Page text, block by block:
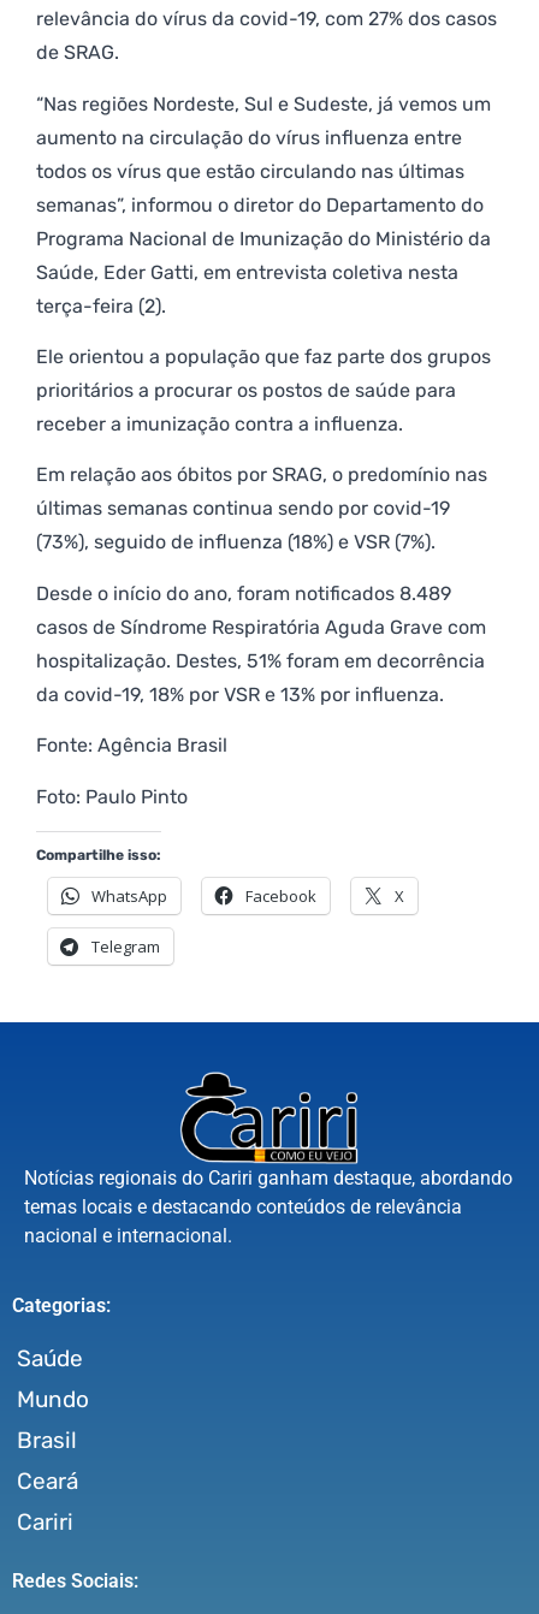
relevância do vírus da covid-19, com 27% dos casos
de SRAG.
“Nas regiões Nordeste, Sul e Sudeste, já vemos um
aumento na circulação do vírus influenza entre
todos os vírus que estão circulando nas últimas
semanas”, informou o diretor do Departamento do
Programa Nacional de Imunização do Ministério da
Saúde, Eder Gatti, em entrevista coletiva nesta
terça-feira (2).
Ele orientou a população que faz parte dos grupos
prioritários a procurar os postos de saúde para
receber a imunização contra a influenza.
Em relação aos óbitos por SRAG, o predomínio nas
últimas semanas continua sendo por covid-19
(73%), seguido de influenza (18%) e VSR (7%).
Desde o início do ano, foram notificados 8.489
casos de Síndrome Respiratória Aguda Grave com
hospitalização. Destes, 51% foram em decorrência
da covid-19, 18% por VSR e 13% por influenza.
Fonte: Agência Brasil
Foto: Paulo Pinto
Compartilhe isso:
WhatsApp Facebook X
Telegram
Notícias regionais do Cariri ganham destaque, abordando
temas locais e destacando conteúdos de relevância
nacional e internacional.
Categorias:
Saúde
Mundo
Brasil
Ceará
Cariri
Redes Sociais: